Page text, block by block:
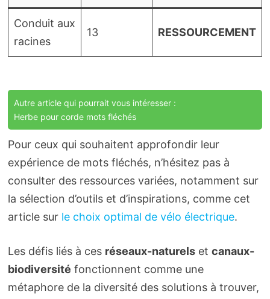
Conduit aux
racines
13 RESSOURCEMENT
Autre article qui pourrait vous intéresser :
Herbe pour corde mots fléchés
Pour ceux qui souhaitent approfondir leur
expérience de mots fléchés, n’hésitez pas à
consulter des ressources variées, notamment sur
la sélection d’outils et d’inspirations, comme cet
article sur le choix optimal de vélo électrique.
Les défis liés à ces réseaux-naturelset canaux-
biodiversité fonctionnent comme une
métaphore de la diversité des solutions à trouver,